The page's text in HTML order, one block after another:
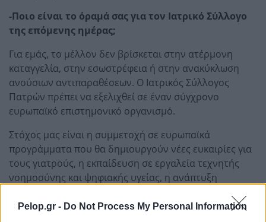
Pelop.gr - Do Not Process My Personal Information
-Ποιο είναι το όραμά σας για τον Ιατρικό Σύλλογο
της επόμενης ημέρας;
Για εμάς, το μέλλον δεν βρίσκεται στην ατέρμονη
καταγγελία, στην εσωστρέφεια ή στην ανακύκλωση
ανούσιων αντιπαραθέσεων. Ο Ιατρικός Σύλλογος
Πατρών πρέπει να εξελιχθεί σε έναν σύγχρονο
ευρωπαϊκό επιστημονικό οργανισμό.
Στόχος μας είναι η συμμετοχή σε ευρωπαϊκά
προγράμματα που θα δημιουργούν νέες ευκαιρίες για
τους γιατρούς, η εκπαίδευση σε εργαλεία τεχνητής
νοημοσύνης και ψηφιακής υγείας, η ανάπτυξη
στήριξη της νέας γενιάς ιατρών. Με περισσότερα από